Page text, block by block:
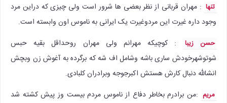
تنها : مهران قربانی از نظر بعضی ها شرور است ولی چیزی که دراین مرد
وجود داره غیرت این مردوغیرت یک ایرانی به ناموس اون وابسته است.
حسن زیبا
: کوچیکه مهرانم ولی مهران روحداقل بقیه حبس
شوتوشهرخودش ساری باشه وشامل اف شه که برگرده به آغوش زن وبچش
انشالله دنبال کارش هستش اکبرجوجه وبرادران کلبادی.
مریم :‌من برادرم بخاطر دفاع از ناموس مردم بیست وز پیش کشته شد